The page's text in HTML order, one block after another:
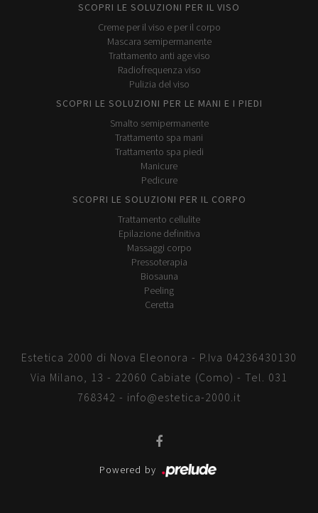
SCOPRI LE SOLUZIONI PER IL VISO
Creme per il viso e per il corpo
Mascara semipermanente
Trattamento anti age viso
Radiofrequenza viso
Pulizia del viso
SCOPRI LE SOLUZIONI PER LE MANI E I PIEDI
Smalto semipermanente
Trattamento spa mani
Trattamento spa piedi
Manicure
Pedicure
SCOPRI LE SOLUZIONI PER IL CORPO
Trattamento cellulite
Epilazione definitiva
Massaggi corpo
Pressoterapia
Biosauna
Peeling
Ceretta
Estetica 2000 di Nova Eleonora - P.Iva 04236430130
Via Milano, 13 - 22060 Cabiate (Como) - Tel. 031
768342 - info@estetica-2000.it
Powered by